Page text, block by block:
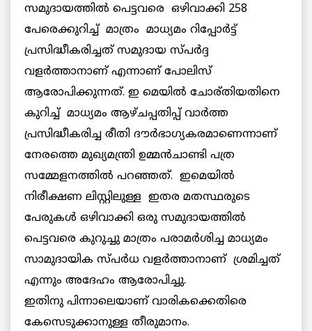
സമുദായത്തില്‍ പെട്ടവരെ ഒഴിവാക്കി 258
പേരെക്കുറിച്ച് മാത്രം മാധ്യമം റിപ്പോര്‍ട്ട്‌
പ്രസിദ്ധീകരിച്ചത് സമുദായ സ്പര്‍ദ്ദ
വളര്‍ത്താനാണ് എന്നാണ് പോലിസ്
ആരോപിക്കുന്നത്. ഇ മെയില്‍ ചോര്തിയതിനെ
കുറിച്ച് മാധ്യമം ആഴ്ചപ്പതിപ്പ് വാര്‍ത്ത
പ്രസിദ്ധീകരിച്ച രീതി ദൗര്‍ഭാഗ്യകരമാണെന്നാണ്
നേരത്തെ മുഖ്യമന്ത്രി ഉമ്മന്‍ചാണ്ടി പത്ര
സമ്മേളനത്തില്‍ പറഞ്ഞത്. ഇമെയില്‍
നിരീക്ഷണ ലിസ്റ്റിലുള്ള ഇതര മതസ്ഥരുടെ
പേരുകള്‍ ഒഴിവാക്കി ഒരു സമുദായത്തില്‍
പെട്ടവരെ കുറുച്ചു മാത്രം പരാമര്‍ശിച്ച മാധ്യമം
സാമുദായിക സ്പര്‍ധ വളര്‍ത്താനാണ് ശ്രമിച്ചത്‌
എന്നും അദേഹം ആരോപിച്ചു.
ഇതിനു പിന്നാലെയാണ് വാരികക്കെതിരെ
കേസെടുക്കാനുള്ള തീരുമാനം.